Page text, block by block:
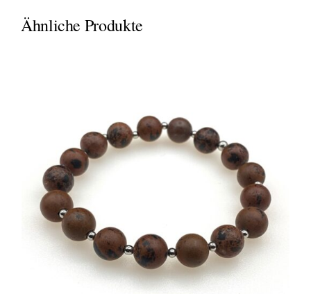
Ähnliche Produkte